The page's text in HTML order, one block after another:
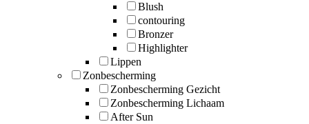
Blush
contouring
Bronzer
Highlighter
Lippen
Zonbescherming
Zonbescherming Gezicht
Zonbescherming Lichaam
After Sun